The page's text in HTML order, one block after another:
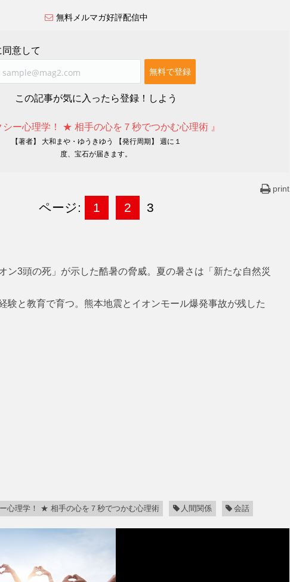
無料メルマガ好評配信中
同意して
この記事が気に入ったら登録！しよう
シー心理学！ ★ 相手の心を７秒でつかむ心理術 』
【著者】 大和まや・ゆうきゆう 【発行周期】 週に１
度、宝石が届きます。
print
ページ: 1 2 3
ン3頭の死」が示した酷暑の脅威。夏の暑さは「新たな自然災
験と教育で育つ。熊本地震とイオンモール爆発事故が残した
心理学！ ★ 相手の心を７秒でつかむ心理術 人間関係 会話